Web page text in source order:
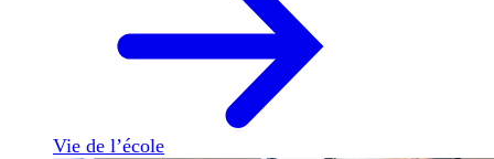
Vie de l’école